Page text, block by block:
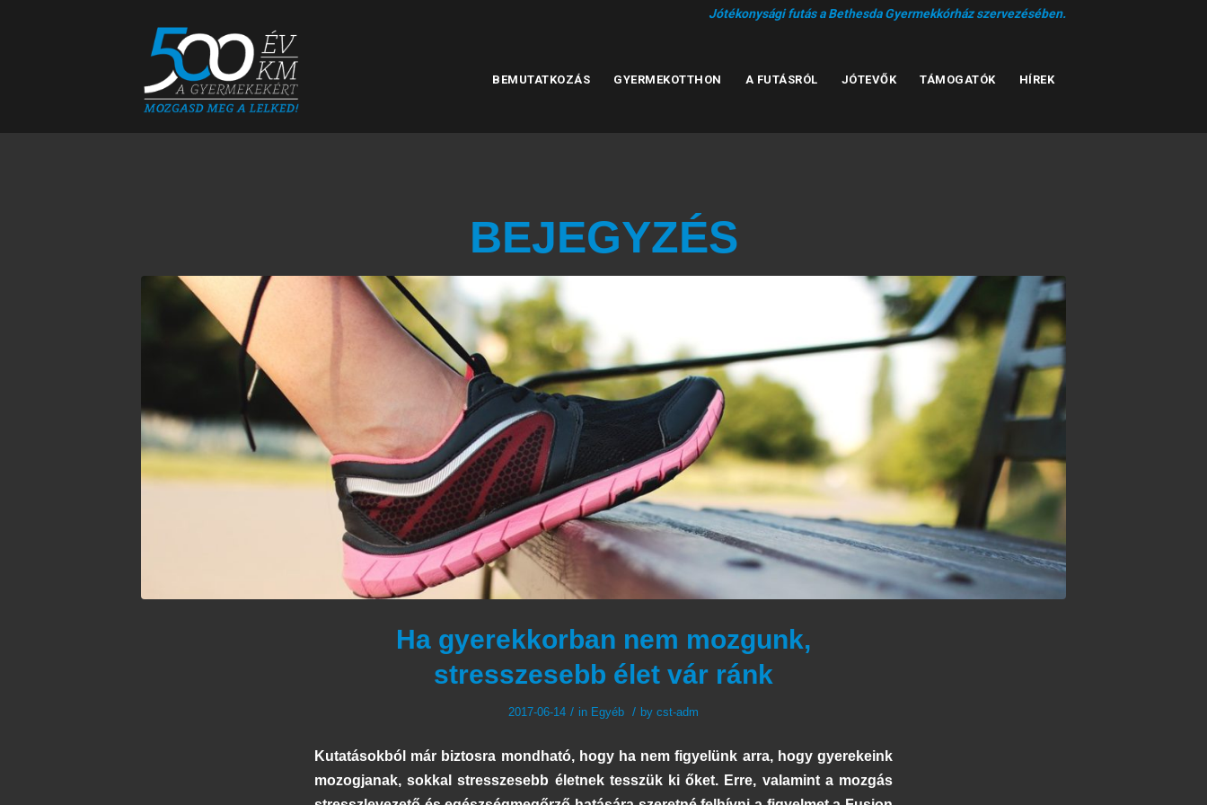
Jótékonysági futás a Bethesda Gyermekkórház szervezésében.
BEMUTATKOZÁS GYERMEKOTTHON A FUTÁSRÓL JÓTEVŐK TÁMOGATÓK HÍREK
BEJEGYZÉS
Ha gyerekkorban nem mozgunk,
stresszesebb élet vár ránk
2017-06-14 / in Egyéb / by cst-adm
Kutatásokból már biztosra mondható, hogy ha nem figyelünk arra, hogy gyerekeink
mozogjanak, sokkal stresszesebb életnek tesszük ki őket. Erre, valamint a mozgás